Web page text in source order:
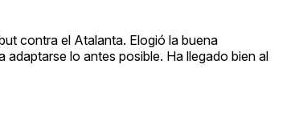
contra el Atalanta. Elogió la buena
lo antes posible. Ha llegado bien al